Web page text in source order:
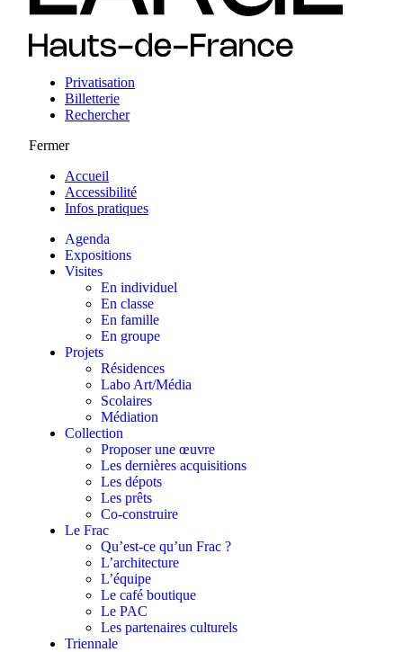
Privatisation
Billetterie
Rechercher
Fermer
Accueil
Accessibilité
Infos pratiques
Agenda
Expositions
Visites
En individuel
En classe
En famille
En groupe
Projets
Résidences
Labo Art/Média
Scolaires
Médiation
Collection
Proposer une œuvre
Les dernières acquisitions
Les dépots
Les prêts
Co-construire
Le Frac
Qu’est-ce qu’un Frac ?
L’architecture
L’équipe
Le café boutique
Le PAC
Les partenaires culturels
Triennale